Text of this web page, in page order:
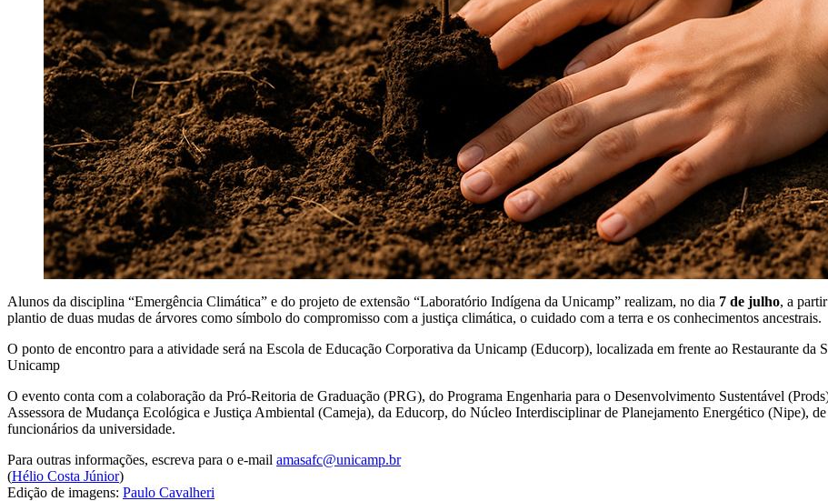
Alunos da disciplina “Emergência Climática” e do projeto de extensão “Laboratório Indígena da Unicamp” realizam, no dia 7 de julho, a
plantio de duas mudas de árvores como símbolo do compromisso com a justiça climática, o cuidado com a terra e os conhecimentos ancestrais.
O ponto de encontro para a atividade será na Escola de Educação Corporativa da Unicamp (Educorp), localizada em frente ao Restaurante
Unicamp
O evento conta com a colaboração da Pró-Reitoria de Graduação (PRG), do Programa Engenharia para o Desenvolvimento Sustentável
Assessora de Mudança Ecológica e Justiça Ambiental (Cameja), da Educorp, do Núcleo Interdisciplinar de Planejamento Energético (Nipe),
funcionários da universidade.
Para outras informações, escreva para o e-mail amasafc@unicamp.br
(Hélio Costa Júnior)
Edição de imagens: Paulo Cavalheri